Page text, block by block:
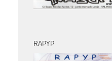
RAPYP